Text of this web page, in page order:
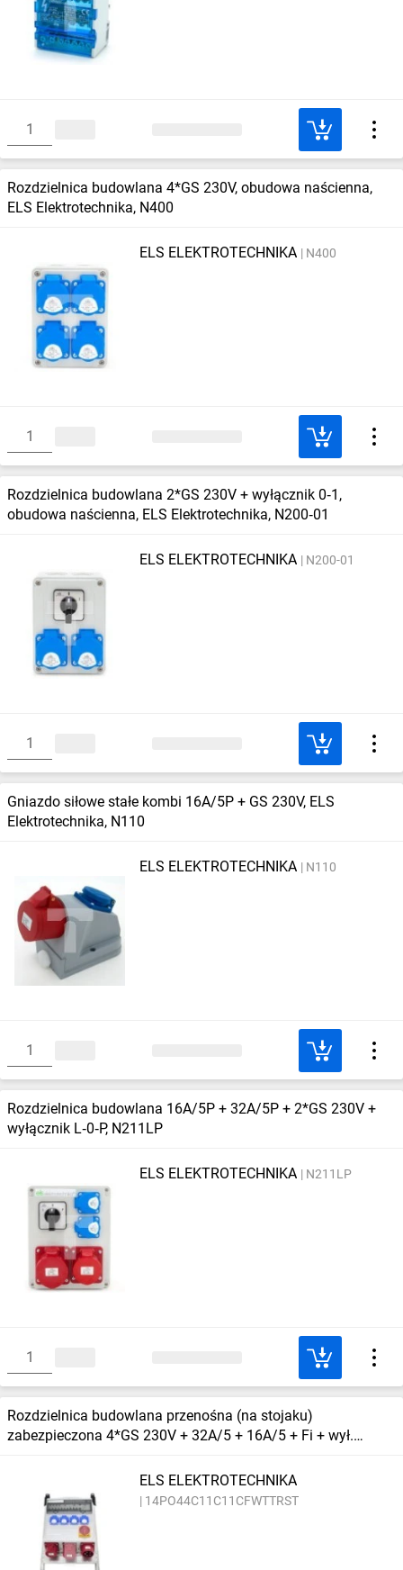
Rozdzielnica budowlana 4*GS 230V, obudowa naścienna,
ELS Elektrotechnika, N400
ELS ELEKTROTECHNIKA N400
Rozdzielnica budowlana 2*GS 230V + wyłącznik 0‑1,
obudowa naścienna, ELS Elektrotechnika, N200‑01
ELS ELEKTROTECHNIKA N200-01
Gniazdo siłowe stałe kombi 16A/5P + GS 230V, ELS
Elektrotechnika, N110
ELS ELEKTROTECHNIKA N110
Rozdzielnica budowlana 16A/5P + 32A/5P + 2*GS 230V +
wyłącznik L‑0‑P, N211LP
ELS ELEKTROTECHNIKA N211LP
Rozdzielnica budowlana przenośna (na stojaku)
zabezpieczona 4*GS 230V + 32A/5 + 16A/5 + Fi + wył.
ELS ELEKTROTECHNIKA
14PO44C11C11CFWTTRST